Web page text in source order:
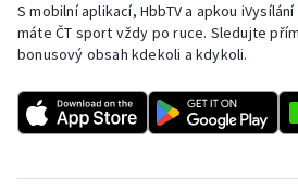
S mobilní aplikací, HbbTV a apkou
máte ČT sport vždy po ruce. Sledujte
bonusový obsah kdekoli a kdykoli.